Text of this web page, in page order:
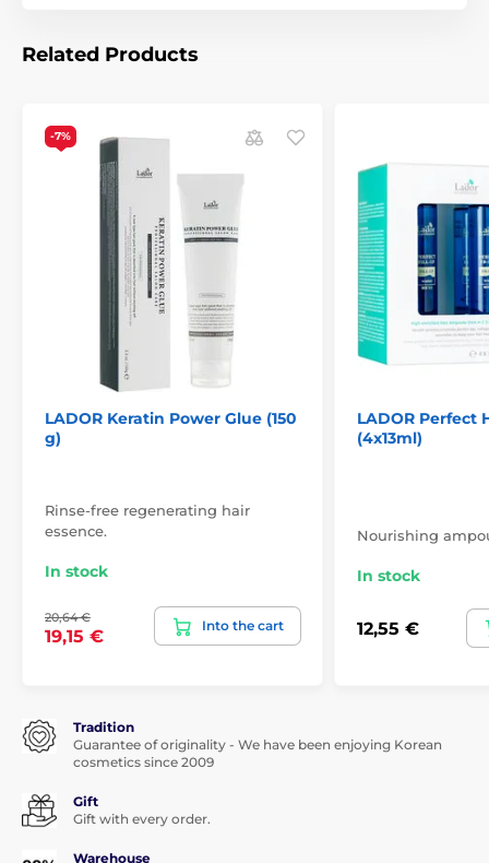
Related Products
-7%
LADOR Keratin Power Glue (150
g)
Rinse-free regenerating hair
essence.
In stock
20,64 €
19,15 €
Into the cart
LADOR Perfect
(4x13ml)
Nourishing
In stock
12,55 €
Tradition
Guarantee of originality - We have been enjoying Korean
cosmetics since 2009
Gift
Gift with every order.
Warehouse